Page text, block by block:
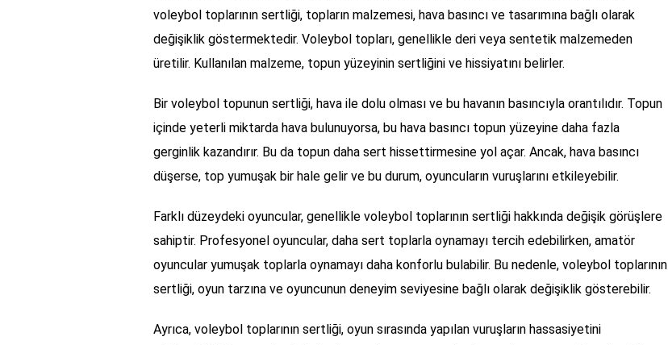
voleybol toplarının sertliği, topların malzemesi, hava basıncı ve tasarımına bağlı olarak
değişiklik göstermektedir. Voleybol topları, genellikle deri veya sentetik malzemeden
üretilir. Kullanılan malzeme, topun yüzeyinin sertliğini ve hissiyatını belirler.
Bir voleybol topunun sertliği, hava ile dolu olması ve bu havanın basıncıyla orantılıdır. Topun
içinde yeterli miktarda hava bulunuyorsa, bu hava basıncı topun yüzeyine daha fazla
gerginlik kazandırır. Bu da topun daha sert hissettirmesine yol açar. Ancak, hava basıncı
düşerse, top yumuşak bir hale gelir ve bu durum, oyuncuların vuruşlarını etkileyebilir.
Farklı düzeydeki oyuncular, genellikle voleybol toplarının sertliği hakkında değişik görüşlere
sahiptir. Profesyonel oyuncular, daha sert toplarla oynamayı tercih edebilirken, amatör
oyuncular yumuşak toplarla oynamayı daha konforlu bulabilir. Bu nedenle, voleybol toplarının
sertliği, oyun tarzına ve oyuncunun deneyim seviyesine bağlı olarak değişiklik gösterebilir.
Ayrıca, voleybol toplarının sertliği, oyun sırasında yapılan vuruşların hassasiyetini